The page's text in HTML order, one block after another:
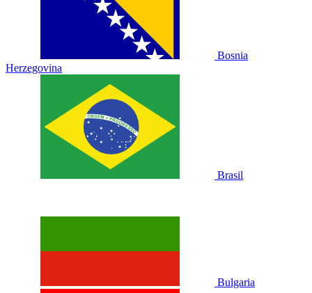
Bosnia
Herzegovina
Brasil
Bulgaria